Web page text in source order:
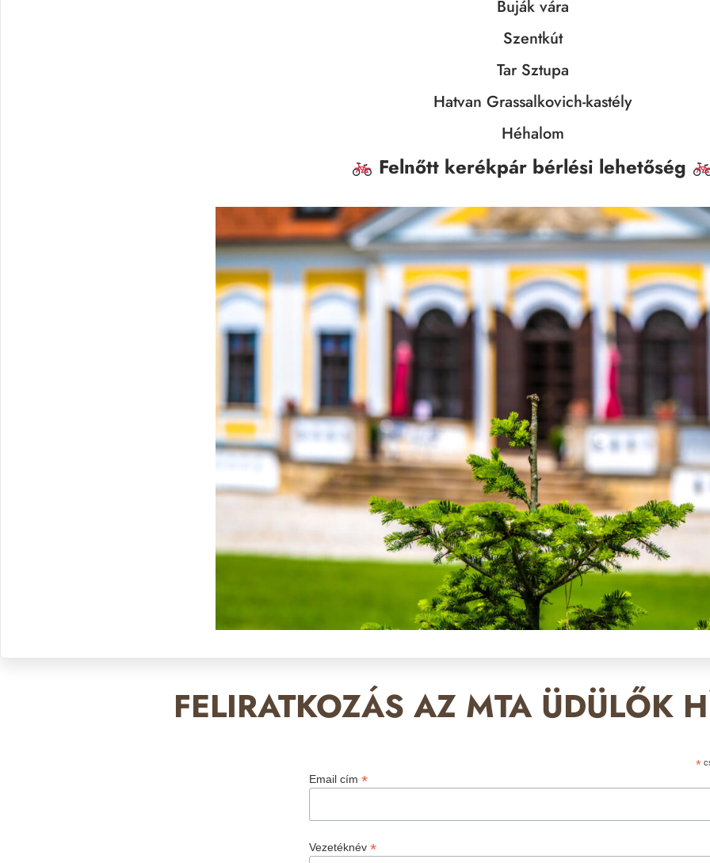
Buják vára
Szentkút
Tar Sztupa
Hatvan Grassalkovich-kastély
Héhalom
Felnőtt kerékpár bérlési lehetőség
FELIRATKOZÁS AZ MTA ÜDÜLŐK
*
Email cím *
Vezetéknév *